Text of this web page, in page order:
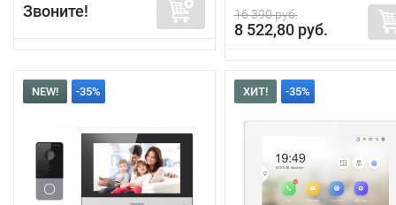
Звоните! 16 390 руб.
8 522,80 руб.
NEW! -35% ХИТ! -35%